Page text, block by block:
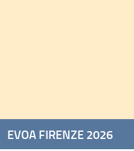
EVOA FIRENZE 2026